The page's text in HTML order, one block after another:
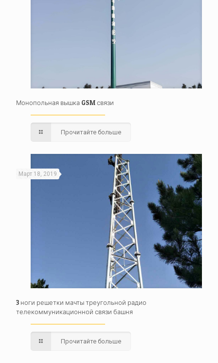
Монопольная вышка GSM связи
Прочитайте больше
Март 18, 2019
3 ноги решетки мачты треугольной радио
телекоммуникационной связи башня
Прочитайте больше